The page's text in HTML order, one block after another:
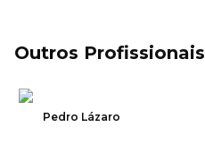
Outros Profissionais
Pedro Lázaro